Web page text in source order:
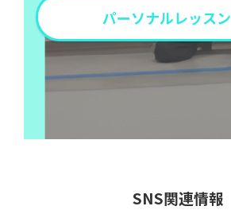
パーソナルレッスン
SNS関連情報